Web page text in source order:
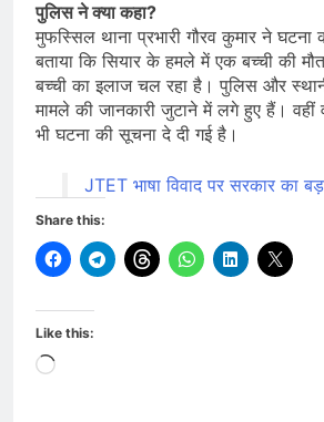
पुलिस ने क्या कहा?
मुफस्सिल थाना प्रभारी गौरव कुमार ने घटना
बताया कि सियार के हमले में एक बच्ची की
बच्ची का इलाज चल रहा है। पुलिस और
मामले की जानकारी जुटाने में लगे हुए हैं। वहीं
भी घटना की सूचना दे दी गई है।
JTET भाषा विवाद पर सरकार का
Share this:
Like this:
Loading…